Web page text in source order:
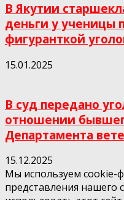
В Якутии
деньги у ученицы
фигуранткой
15.01.2025
В суд передано
отношении
Департамента
15.12.2025
Мы используем cookie-
представления нашего